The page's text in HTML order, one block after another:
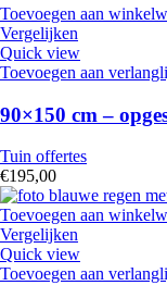
Toevoegen aan
Vergelijken
Quick view
Toevoegen aan
90×150 cm –
Tuin offertes
€195,00
Toevoegen aan
Vergelijken
Quick view
Toevoegen aan